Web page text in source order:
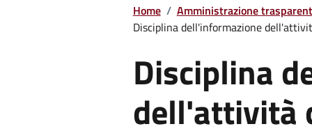
Home / Amministrazione
Disciplina dell'informazione
Disciplina
dell'attività